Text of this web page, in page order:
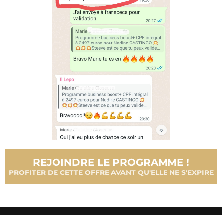
REJOINDRE LE PROGRAMME !
PROFITER DE CETTE OFFRE AVANT QU'ELLE NE S'EXPIRE